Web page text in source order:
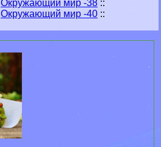
Окружающий мир -38 ::
Окружающий мир -40 ::